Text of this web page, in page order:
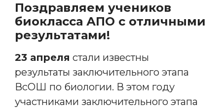
Поздравляем учеников
биокласса АПО с отличными
результатами!
23 апреля стали известны
результаты заключительного этапа
ВсОШ по биологии. В этом году
участниками заключительного этапа